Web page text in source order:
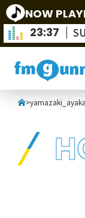
NOW
23:37
>